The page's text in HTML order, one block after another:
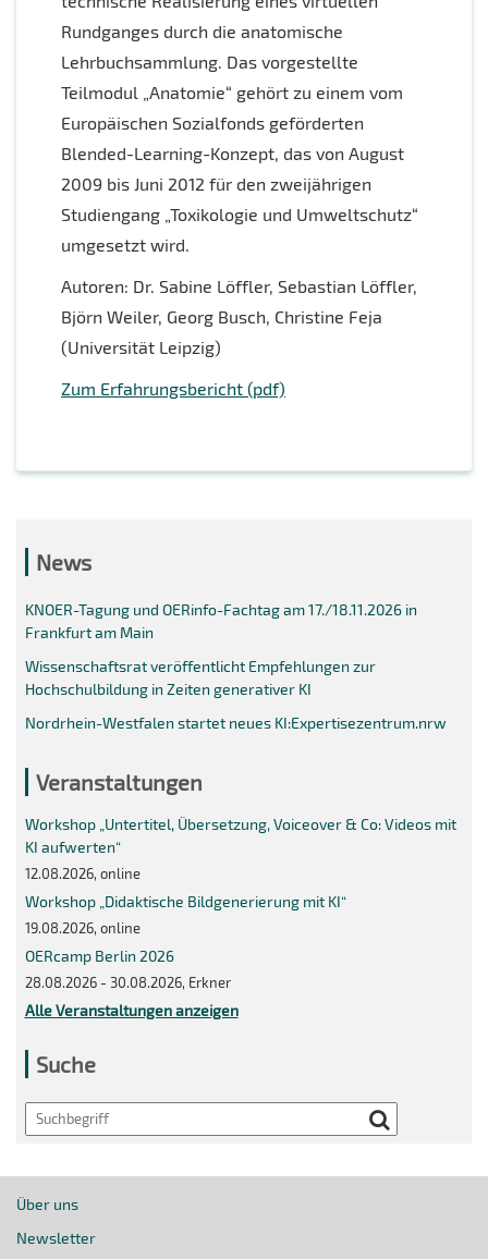
Rundganges durch die anatomische
Lehrbuchsammlung. Das vorgestellte
Teilmodul „Anatomie“ gehört zu einem vom
Europäischen Sozialfonds geförderten
Blended-Learning-Konzept, das von August
2009 bis Juni 2012 für den zweijährigen
Studiengang „Toxikologie und Umweltschutz“
umgesetzt wird.
Autoren: Dr. Sabine Löffler, Sebastian Löffler,
Björn Weiler, Georg Busch, Christine Feja
(Universität Leipzig)
Zum Erfahrungsbericht (pdf)
News
KNOER-Tagung und OERinfo-Fachtag am 17./18.11.2026 in
Frankfurt am Main
Wissenschaftsrat veröffentlicht Empfehlungen zur
Hochschulbildung in Zeiten generativer KI
Nordrhein-Westfalen startet neues KI:Expertisezentrum.nrw
Veranstaltungen
Workshop „Untertitel, Übersetzung, Voiceover & Co: Videos mit
KI aufwerten“
12.08.2026, online
Workshop „Didaktische Bildgenerierung mit KI“
19.08.2026, online
OERcamp Berlin 2026
28.08.2026 - 30.08.2026, Erkner
Alle Veranstaltungen anzeigen
Suche
Search
Über uns
Newsletter